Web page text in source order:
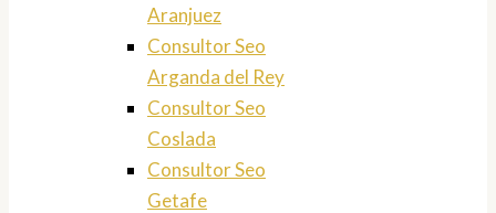
Aranjuez
Consultor Seo
Arganda del Rey
Consultor Seo
Coslada
Consultor Seo
Getafe